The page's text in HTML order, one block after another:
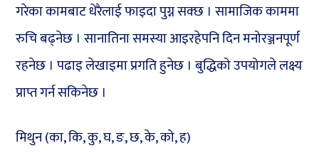
गरेका कामबाट धेरैलाई फाइदा पुग्न सक्छ । सामाजिक काममा
रुचि बढ्नेछ । सानातिना समस्या आइरहेपनि दिन मनोरञ्जनपूर्ण
रहनेछ । पढाइ लेखाइमा प्रगति हुनेछ । बुद्धिको उपयोगले लक्ष्य
प्राप्त गर्न सकिनेछ ।
मिथुन (का, कि, कु, घ, ङ, छ, के, को, ह)